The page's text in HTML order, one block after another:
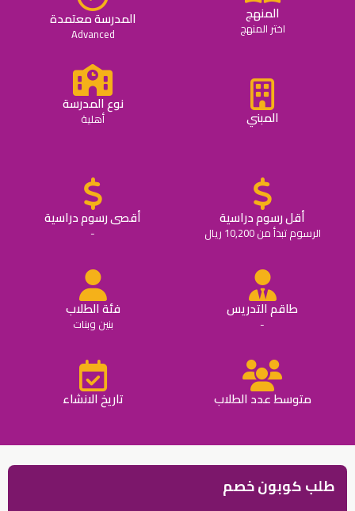
المنهج
اختر المنهج المدرسة معتمدة
Advanced
المبني
نوع المدرسة
أهلية
أقل رسوم دراسية
الرسوم تبدأ من 10,200 ريال
أقصى رسوم دراسية
-
طاقم التدريس
-
فئة الطلاب
بنين وبنات
متوسط عدد الطلاب تاريخ الانشاء
طلب كوبون خصم